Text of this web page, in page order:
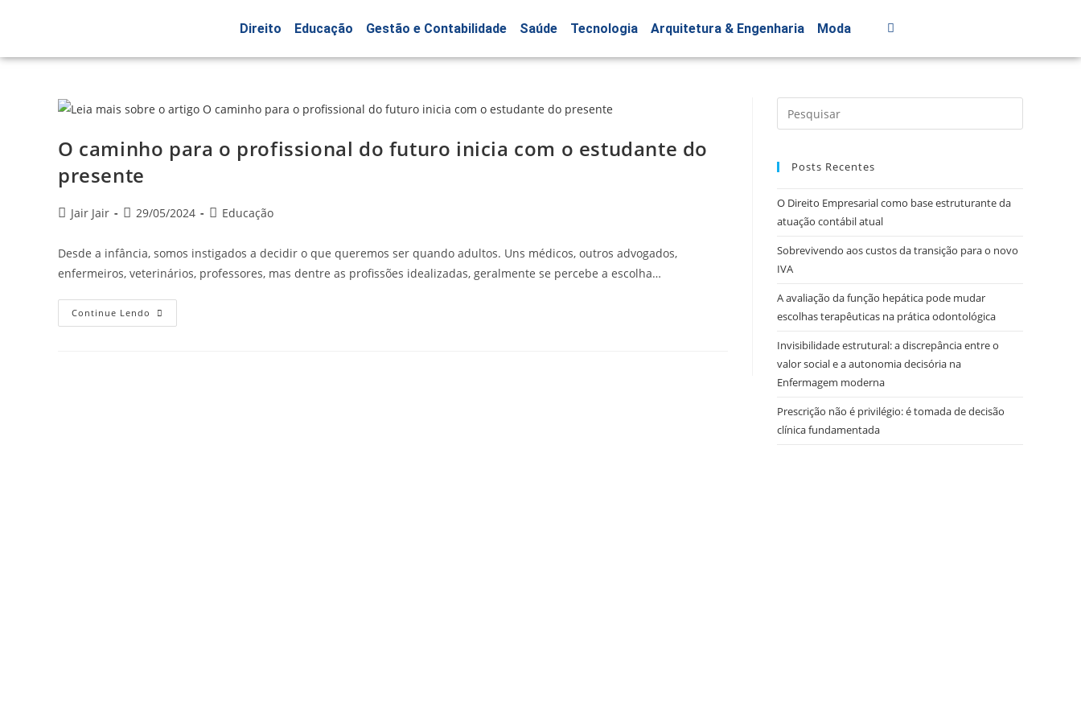
Direito Educação Gestão e Contabilidade Saúde Tecnologia Arquitetura & Engenharia Moda
O caminho para o profissional do futuro inicia com o estudante do
presente
Jair Jair 29/05/2024 Educação
Desde a infância, somos instigados a decidir o que queremos ser quando adultos. Uns médicos, outros advogados,
enfermeiros, veterinários, professores, mas dentre as profissões idealizadas, geralmente se percebe a escolha…
Continue Lendo
Posts Recentes
O Direito Empresarial como base estruturante da
atuação contábil atual
Sobrevivendo aos custos da transição para o novo
IVA
A avaliação da função hepática pode mudar
escolhas terapêuticas na prática odontológica
Invisibilidade estrutural: a discrepância entre o
valor social e a autonomia decisória na
Enfermagem moderna
Prescrição não é privilégio: é tomada de decisão
clínica fundamentada